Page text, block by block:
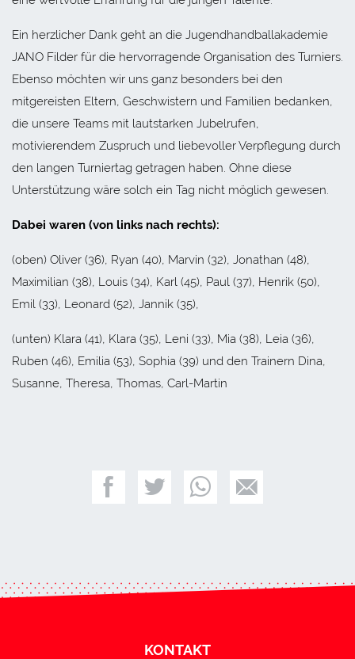
Ein herzlicher Dank geht an die Jugendhandballakademie
JANO Filder für die hervorragende Organisation des Turniers.
Ebenso möchten wir uns ganz besonders bei den
mitgereisten Eltern, Geschwistern und Familien bedanken,
die unsere Teams mit lautstarken Jubelrufen,
motivierendem Zuspruch und liebevoller Verpflegung durch
den langen Turniertag getragen haben. Ohne diese
Unterstützung wäre solch ein Tag nicht möglich gewesen.
Dabei waren (von links nach rechts):
(oben) Oliver (36), Ryan (40), Marvin (32), Jonathan (48),
Maximilian (38), Louis (34), Karl (45), Paul (37), Henrik (50),
Emil (33), Leonard (52), Jannik (35),
(unten) Klara (41), Klara (35), Leni (33), Mia (38), Leia (36),
Ruben (46), Emilia (53), Sophia (39) und den Trainern Dina,
Susanne, Theresa, Thomas, Carl-Martin
KONTAKT